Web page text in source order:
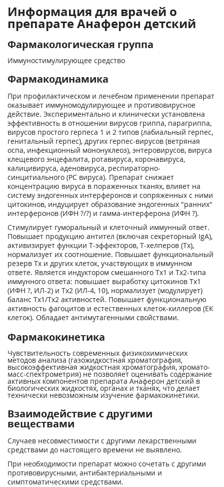
Информация для врачей о
препарате Анаферон детский
Фармакологическая группа
Иммуностимулирующее средство
Фармакодинамика
При профилактическом и лечебном применении препарат
оказывает иммуномодулирующее и противовирусное
действие. Экспериментально и клинически установлена
эффективность в отношении вирусов гриппа, парагриппа,
вирусов простого герпеса 1 и 2 типов (лабиальный герпес,
генитальный герпес), других герпес-вирусов (ветряная
оспа, инфекционный мононуклеоз), энтеровирусов, вируса
клещевого энцефалита, ротавируса, коронавируса,
калицивируса, аденовируса, респираторно-
синцитиального (PC вируса). Препарат снижает
концентрацию вируса в пораженных тканях, влияет на
систему эндогенных интерферонов и сопряженных с ними
цитокинов, индуцирует образование эндогенных "ранних"
интерферонов (ИФН ?/?) и гамма-интерферона (ИФН ?).
Стимулирует гуморальный и клеточный иммунный ответ.
Повышает продукцию антител (включая секреторный IgA),
активизирует функции Т-эффекторов, Т-хелперов (Тх),
нормализует их соотношение. Повышает функциональный
резерв Тх и других клеток, участвующих в иммунном
ответе. Является индуктором смешанного Тх1 и Тх2-типа
иммунного ответа: повышает выработку цитокинов Тх1
(ИФН ?, ИЛ-2) и Тх2 (ИЛ-4, 10), нормализует (модулирует)
баланс Тх1/Тх2 активностей. Повышает функциональную
активность фагоцитов и естественных клеток-киллеров (ЕК
клеток). Обладает антимутагенными свойствами.
Фармакокинетика
Чувствительность современных физикохимических
методов анализа (газожидкостная хроматография,
высокоэффективная жидкостная хроматография, хромато-
масс-спектрометрия) не позволяет оценивать содержание
активных компонентов препарата Анаферон детский в
биологических жидкостях, органах и тканях, что делает
технически невозможным изучение фармакокинетики.
Взаимодействие с другими
веществами
Случаев несовместимости с другими лекарственными
средствами до настоящего времени не выявлено.
При необходимости препарат можно сочетать с другими
противовирусными, антибактериальными и
симптоматическими средствами.